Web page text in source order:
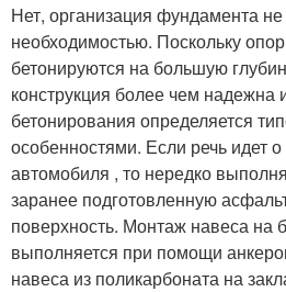
Нет, организация фундамента не
необходимостью. Поскольку
бетонируются на большую
конструкция более чем надежна
бетонирования определяется
особенностями. Если речь идет
автомобиля , то нередко
заранее подготовленную
поверхность. Монтаж навеса на
выполняется при помощи
навеса из поликарбоната на